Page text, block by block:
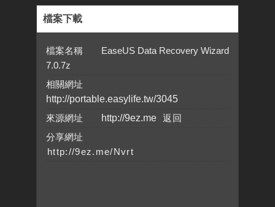
檔案下載
檔案名稱 EaseUS Data Recovery Wizard
7.0.7z
相關網址
http://portable.easylife.tw/3045
來源網址
http://9ez.me
分享網址